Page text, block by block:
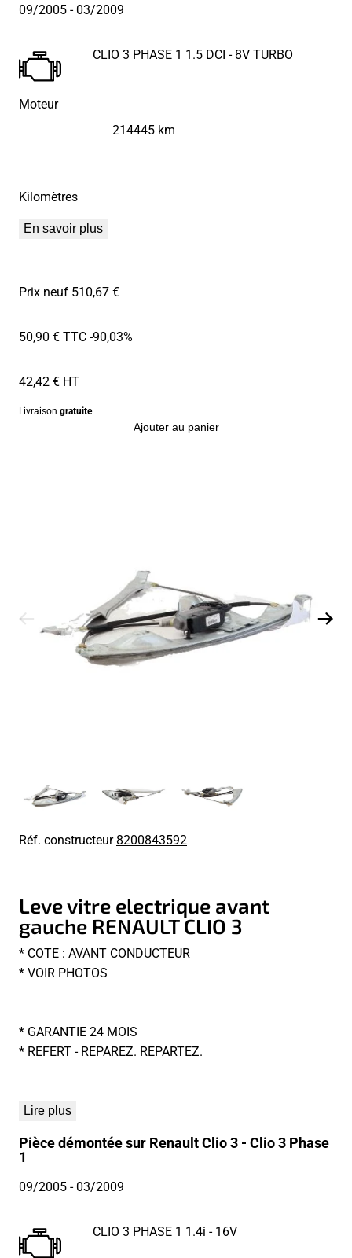
09/2005- 03/2009
Moteur
CLIO 3 PHASE 1 1.5 DCI - 8V TURBO
Kilomètres
214445 km
En savoir plus
Prix neuf 510,67 €
50,90 € TTC-90,03%
42,42 € HT
Livraison gratuite
Ajouter au panier
Réf. constructeur8200843592
Leve vitre electrique avant
gauche RENAULT CLIO 3
* COTE : AVANT CONDUCTEUR
* VOIR PHOTOS
* GARANTIE 24 MOIS
* REFERT - REPAREZ. REPARTEZ.
Lire plus
Pièce démontée sur Renault Clio 3 - Clio 3 Phase
1
09/2005- 03/2009
CLIO 3 PHASE 1 1.4i - 16V